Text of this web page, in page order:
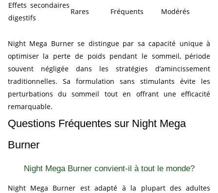
Effets secondaires
digestifs
Rares Fréquents Modérés
Night Mega Burner se distingue par sa capacité unique à
optimiser la perte de poids pendant le sommeil, période
souvent négligée dans les stratégies d’amincissement
traditionnelles. Sa formulation sans stimulants évite les
perturbations du sommeil tout en offrant une efficacité
remarquable.
Questions Fréquentes sur Night Mega
Burner
Night Mega Burner convient-il à tout le monde?
Night Mega Burner est adapté à la plupart des adultes